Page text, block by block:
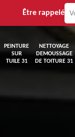
Être rappelé
PEINTURE
SUR
TUILE 31
NETTOYAGE
DEMOUSSAGE
DE TOITURE 31